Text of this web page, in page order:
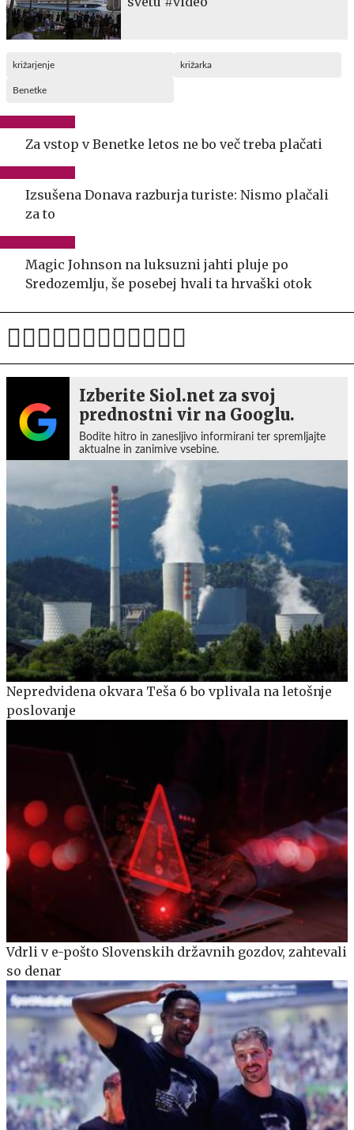
križarjenje križarka
Benetke
Za vstop v Benetke letos ne bo več treba plačati
Izsušena Donava razburja turiste: Nismo plačali
za to
Magic Johnson na luksuzni jahti pluje po
Sredozemlju, še posebej hvali ta hrvaški otok
Izberite Siol.net za svoj
prednostni vir na Googlu.
Bodite hitro in zanesljivo informirani ter spremljajte
aktualne in zanimive vsebine.
Nepredvidena okvara Teša 6 bo vplivala na letošnje
poslovanje
Vdrli v e-pošto Slovenskih državnih gozdov, zahtevali
so denar